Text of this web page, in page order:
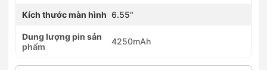
Kích thước màn hình 6.55"
Dung lượng pin sản
phẩm
4250mAh